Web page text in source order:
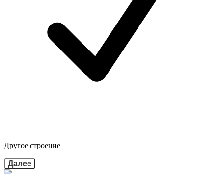
Другое строение
Далее